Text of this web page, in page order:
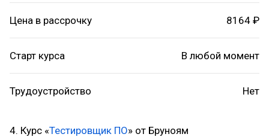
Цена в рассрочку 8164 ₽
Старт курса В любой момент
Трудоустройство Нет
4. Курс «Тестировщик ПО» от Бруноям